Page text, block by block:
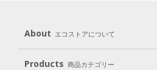
About エコストアについて
メッセージ ブランドストーリー
Products 商品カテゴリー